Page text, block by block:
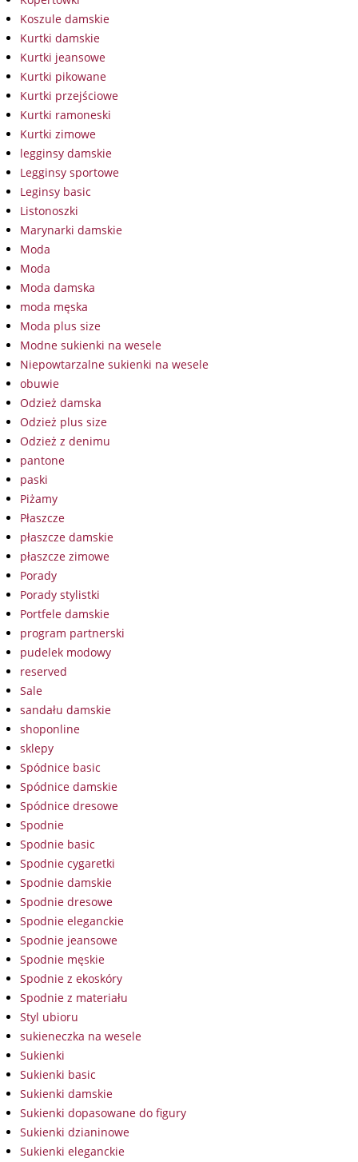
Koszule damskie
Kurtki damskie
Kurtki jeansowe
Kurtki pikowane
Kurtki przejściowe
Kurtki ramoneski
Kurtki zimowe
legginsy damskie
Legginsy sportowe
Leginsy basic
Listonoszki
Marynarki damskie
Moda
Moda
Moda damska
moda męska
Moda plus size
Modne sukienki na wesele
Niepowtarzalne sukienki na wesele
obuwie
Odzież damska
Odzież plus size
Odzież z denimu
pantone
paski
Piżamy
Płaszcze
płaszcze damskie
płaszcze zimowe
Porady
Porady stylistki
Portfele damskie
program partnerski
pudelek modowy
reserved
Sale
sandału damskie
shoponline
sklepy
Spódnice basic
Spódnice damskie
Spódnice dresowe
Spodnie
Spodnie basic
Spodnie cygaretki
Spodnie damskie
Spodnie dresowe
Spodnie eleganckie
Spodnie jeansowe
Spodnie męskie
Spodnie z ekoskóry
Spodnie z materiału
Styl ubioru
sukieneczka na wesele
Sukienki
Sukienki basic
Sukienki damskie
Sukienki dopasowane do figury
Sukienki dzianinowe
Sukienki eleganckie